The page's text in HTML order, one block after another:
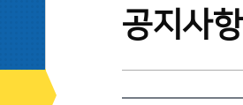
공지사항